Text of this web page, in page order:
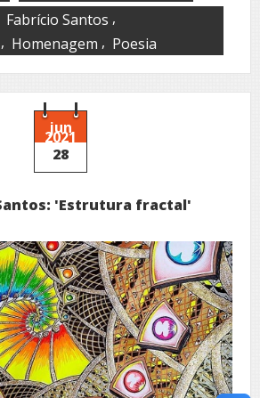
Fabrício Santos ,
, Homenagem , Poesia
jun
2021
28
'Estrutura fractal'